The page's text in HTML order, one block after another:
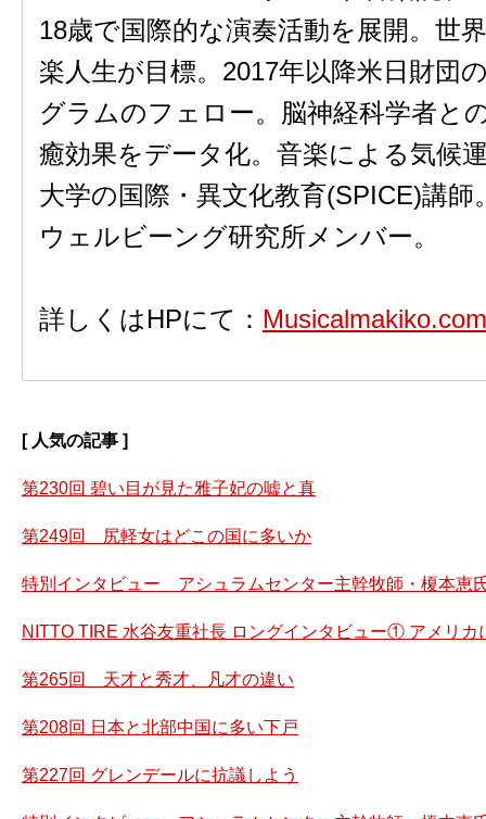
18歳で国際的な演奏活動を展開。世
楽人生が目標。2017年以降米日財団
グラムのフェロー。脳神経科学者と
癒効果をデータ化。音楽による気候
大学の国際・異文化教育(SPICE)講
ウェルビーング研究所メンバー。
詳しくはHPにて： Musicalmakiko.com
[ 人気の記事 ]
第230回 碧い目が見た雅子妃の嘘と真
第249回 尻軽女はどこの国に多いか
特別インタビュー アシュラムセンター主幹牧師・榎本恵
NITTO TIRE 水谷友重社長 ロングインタビュー① アメリカ
第265回 天才と秀才、凡才の違い
第208回 日本と北部中国に多い下戸
第227回 グレンデールに抗議しよう